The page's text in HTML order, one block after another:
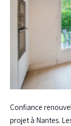
Confiance
projet à Nantes.